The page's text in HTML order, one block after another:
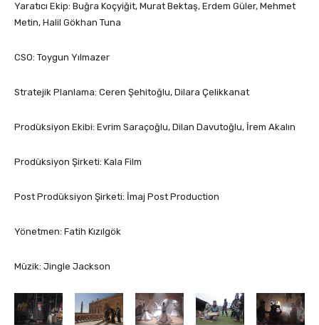
Yaratıcı Ekip: Buğra Koçyiğit, Murat Bektaş, Erdem Güler, Mehmet
Metin, Halil Gökhan Tuna
CSO: Toygun Yılmazer
Stratejik Planlama: Ceren Şehitoğlu, Dilara Çelikkanat
Prodüksiyon Ekibi: Evrim Saraçoğlu, Dilan Davutoğlu, İrem Akalın
Prodüksiyon Şirketi: Kala Film
Post Prodüksiyon Şirketi: İmaj Post Production
Yönetmen: Fatih Kızılgök
Müzik: Jingle Jackson